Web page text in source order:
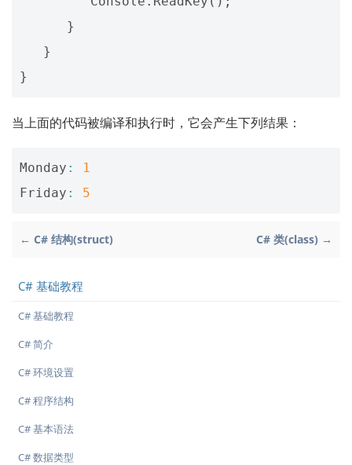
}
}
}
当上面的代码被编译和执行时，它会产生下列结果：
Monday :
1
Friday : 5
← C# 结构(struct) C# 类(class) →
C# 基础教程
C# 基础教程
C# 简介
C# 环境设置
C# 程序结构
C# 基本语法
C# 数据类型